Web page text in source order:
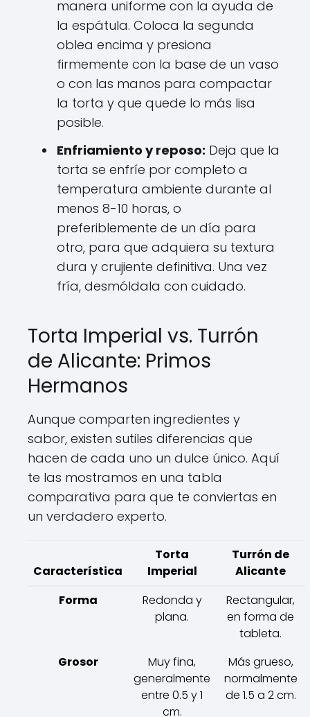
manera uniforme con la ayuda de
la espátula. Coloca la segunda
oblea encima y presiona
firmemente con la base de un vaso
o con las manos para compactar
la torta y que quede lo más lisa
posible.
Enfriamiento y reposo: Deja que la
torta se enfríe por completo a
temperatura ambiente durante al
menos 8-10 horas, o
preferiblemente de un día para
otro, para que adquiera su textura
dura y crujiente definitiva. Una vez
fría, desmóldala con cuidado.
Torta Imperial vs. Turrón
de Alicante: Primos
Hermanos
Aunque comparten ingredientes y
sabor, existen sutiles diferencias que
hacen de cada uno un dulce único. Aquí
te las mostramos en una tabla
comparativa para que te conviertas en
un verdadero experto.
Característica
Torta
Imperial
Turrón de
Alicante
Forma
Redonda y
plana.
Rectangular,
en forma de
tableta.
Grosor
Muy fina,
generalmente
entre 0.5 y 1
cm.
Más grueso,
normalmente
de 1.5 a 2 cm.